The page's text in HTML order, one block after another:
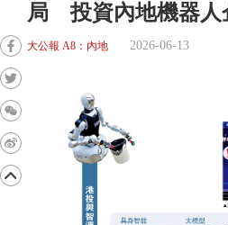
局 投資內地機器人
大公報 A8：內地 2026-06-13